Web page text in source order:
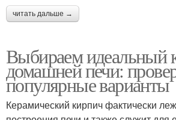
читать дальше →
Выбираем идеальный
домашней печи:
популярные варианты
Керамический кирпич фактически